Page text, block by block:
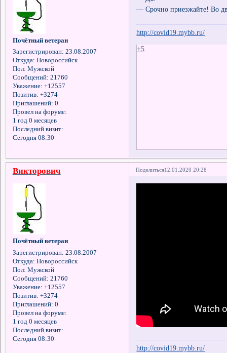
Почётный ветеран
Зарегистрирован: 23.08.2007
Откуда: Новороссийск
Пол: Мужской
Сообщений: 21760
Уважение: +12557
Позитив: +3274
Приглашений: 0
Провел на форуме:
1 год 0 месяцев
Последний визит:
Сегодня 08:30
— Срочно приезжайте! Во
http://covid19.mybb.ru/
+5
Поделиться12.01.2020 20:28
Викторович
Почётный ветеран
Зарегистрирован: 23.08.2007
Откуда: Новороссийск
Пол: Мужской
Сообщений: 21760
Уважение: +12557
Позитив: +3274
Приглашений: 0
Провел на форуме:
1 год 0 месяцев
Последний визит:
Сегодня 08:30
http://covid19.mybb.ru/